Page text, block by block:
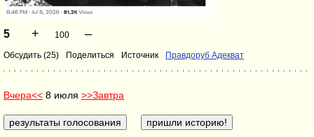
5 + 100 –
Обсудить (25) Поделиться Источник Правдоруб Адекват
Вчера<< 8 июля >>Завтра